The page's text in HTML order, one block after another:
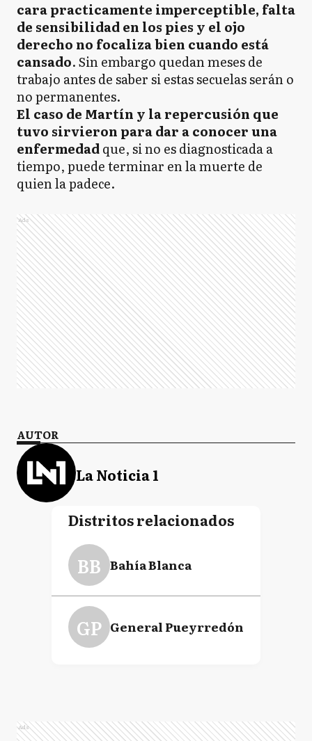
cara practicamente imperceptible, falta
de sensibilidad en los pies y el ojo
derecho no focaliza bien cuando está
cansado. Sin embargo quedan meses de
trabajo antes de saber si estas secuelas serán o
no permanentes.
El caso de Martín y la repercusión que
tuvo sirvieron para dar a conocer una
enfermedadque, si no es diagnosticada a
tiempo, puede terminar en la muerte de
quien la padece.
Ads
AUTOR
La Noticia 1
Distritos relacionados
BB Bahía Blanca
GP General Pueyrredón
Ads